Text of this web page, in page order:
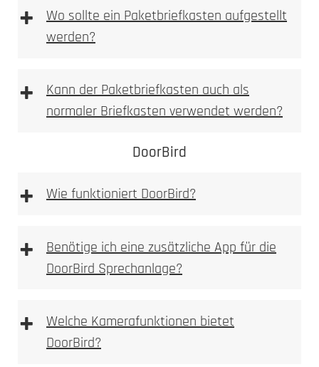
Vertiefung
sehr hohe mechanische Beständigkeit
weniger filigran als Laserbeschriftung, dafür
Typische Einsatzbereiche:
Einsatzzweck
gewünschten Optik
+
Wo sollte ein Paketbriefkasten aufgestellt
werden?
+
Kann der Paketbriefkasten auch als
normaler Briefkasten verwendet werden?
DoorBird
+ Wie funktioniert DoorBird?
+
Benötige ich eine zusätzliche App für die
DoorBird Sprechanlage?
+
Welche Kamerafunktionen bietet
DoorBird?